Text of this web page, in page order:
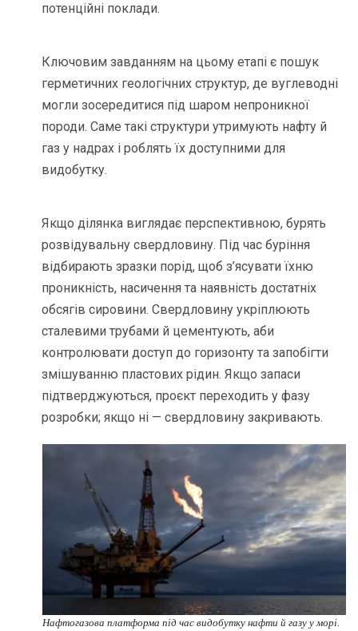
потенційні поклади.
Ключовим завданням на цьому етапі є пошук
герметичних геологічних структур, де вуглеводні
могли зосередитися під шаром непроникної
породи. Саме такі структури утримують нафту й
газ у надрах і роблять їх доступними для
видобутку.
Якщо ділянка виглядає перспективною, бурять
розвідувальну свердловину. Під час буріння
відбирають зразки порід, щоб з’ясувати їхню
проникність, насичення та наявність достатніх
обсягів сировини. Свердловину укріплюють
сталевими трубами й цементують, аби
контролювати доступ до горизонту та запобігти
змішуванню пластових рідин. Якщо запаси
підтверджуються, проєкт переходить у фазу
розробки; якщо ні — свердловину закривають.
Нафтогазова платформа під час видобутку нафти й газу у морі.